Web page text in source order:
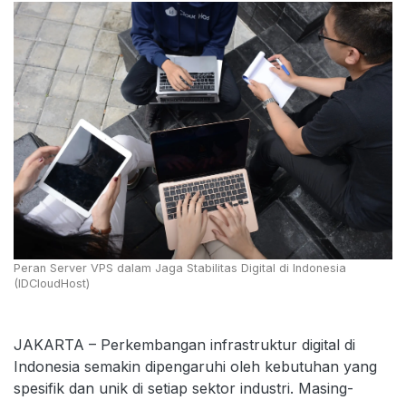
Peran Server VPS dalam Jaga Stabilitas Digital di Indonesia
(IDCloudHost)
JAKARTA – Perkembangan infrastruktur digital di
Indonesia semakin dipengaruhi oleh kebutuhan yang
spesifik dan unik di setiap sektor industri. Masing-